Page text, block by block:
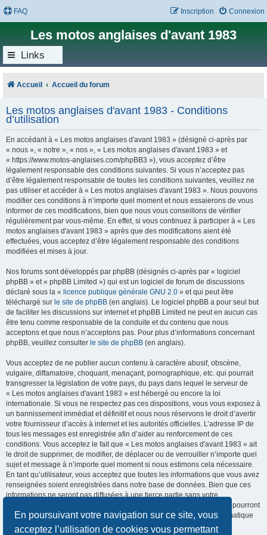
En poursuivant votre navigation sur ce site, vous
acceptez l’utilisation de cookies vous permettant
FAQ Connexion
Inscription
Les motos anglaises d'avant 1983
Links
Accueil Accueil du forum
Les motos anglaises d'avant 1983 - Conditions
d’utilisation
En accédant à « Les motos anglaises d'avant 1983 » (désigné ci-après par
« nous », « notre », « nos », « Les motos anglaises d'avant 1983 » et
« https://www.motos-anglaises.com/phpBB3 »), vous acceptez d’être
légalement responsable des conditions suivantes. Si vous n’acceptez pas
d’être légalement responsable de toutes les conditions suivantes, veuillez ne
pas utiliser et accéder à « Les motos anglaises d'avant 1983 ». Nous pouvons
modifier ces conditions à n’importe quel moment et nous essaierons de vous
informer de ces modifications, bien que nous vous conseillons de vérifier
régulièrement par vous-même. En effet, si vous continuez à participer à « Les
motos anglaises d'avant 1983 » après que des modifications aient été
effectuées, vous acceptez d’être légalement responsable des conditions
modifiées et mises à jour.
Nos forums sont développés par phpBB (désignés ci-après par « logiciel
phpBB » et « phpBB Limited ») qui est un logiciel de forum de discussions
déclaré sous la « licence publique générale GNU 2.0 » et qui peut être
téléchargé sur le site de phpBB (en anglais). Le logiciel phpBB a pour seul but
de faciliter les discussions sur internet et phpBB Limited ne peut en aucun cas
être tenu comme responsable de la conduite et du contenu que nous
acceptons et que nous n’acceptons pas. Pour plus d’informations concernant
phpBB, veuillez consulter le site de phpBB (en anglais).
Vous acceptez de ne publier aucun contenu à caractère abusif, obscène,
vulgaire, diffamatoire, choquant, menaçant, pornographique, etc. qui pourrait
transgresser la législation de votre pays, du pays dans lequel le serveur de
« Les motos anglaises d'avant 1983 » est hébergé ou encore la loi
internationale. Si vous ne respectez pas ces dispositions, vous vous exposez à
un bannissement immédiat et définitif et nous nous réservons le droit d’avertir
votre fournisseur d’accès à internet et les autorités officielles. L’adresse IP de
tous les messages est enregistrée afin d’aider au renforcement de ces
conditions. Vous acceptez le fait que « Les motos anglaises d'avant 1983 » ait
le droit de supprimer, de modifier, de déplacer ou de verrouiller n’importe quel
sujet et message à n’importe quel moment si nous estimons cela nécessaire.
En tant qu’utilisateur, vous acceptez que toutes les informations que vous avez
renseignées soient enregistrées dans notre base de données. Bien que ces
informations ne seront pas diffusées à une tierce partie sans votre
consentement, ni « Les motos anglaises d'avant 1983 », ni phpBB, ne pourront
être tenus comme responsables en cas de tentative de piratage informatique
visant à compromettre vos données.